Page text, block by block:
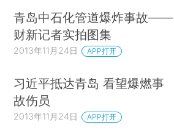
青岛中石化管道爆炸事故——
财新记者实拍图集
2013年11月24日 APP打开
习近平抵达青岛 看望爆燃事
故伤员
2013年11月24日 APP打开